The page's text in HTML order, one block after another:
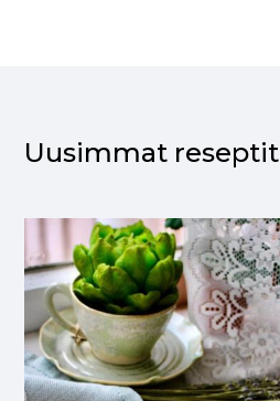
Uusimmat reseptit